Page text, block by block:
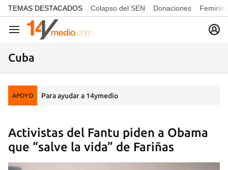
common.go-to-content
TEMAS DESTACADOS Colapso del SEN Donaciones
Navegación
Cuba
APOYO Para ayudar a 14ymedio
Activistas del Fantu piden a Obama
que “salve la vida” de Fariñas